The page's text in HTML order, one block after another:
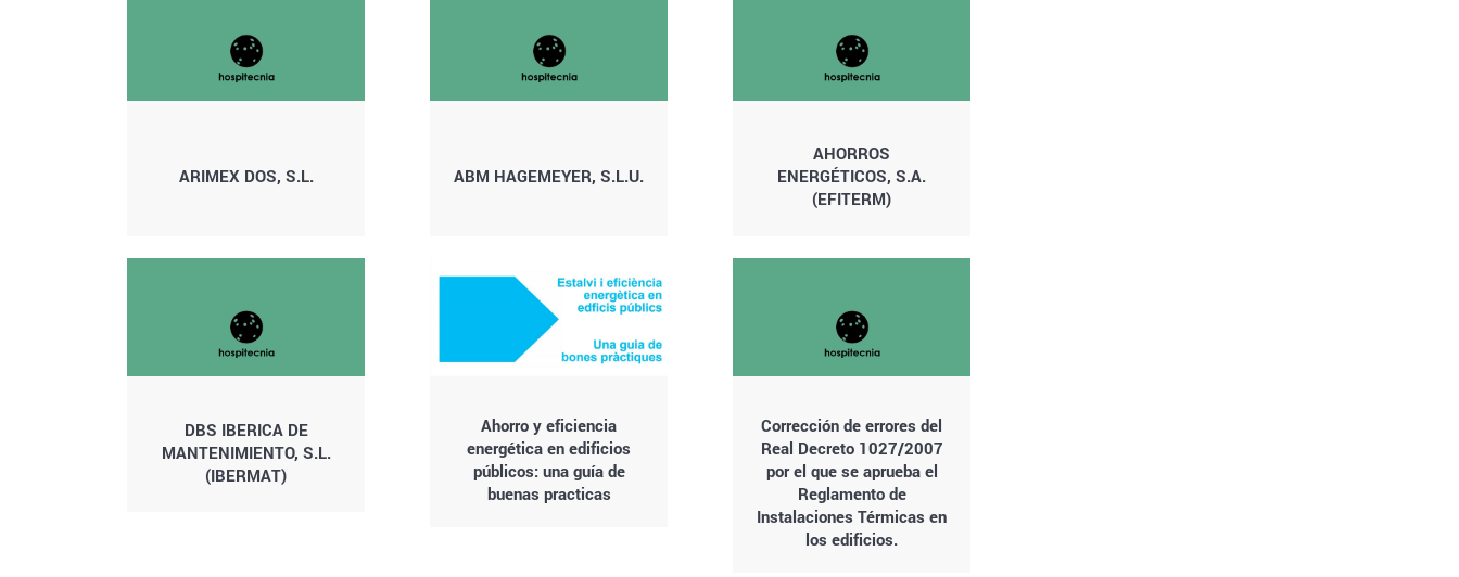
ARIMEX DOS, S.L. ABM HAGEMEYER, S.L.U.
AHORROS
ENERGÉTICOS, S.A.
(EFITERM)
DBS IBERICA DE
MANTENIMIENTO, S.L.
(IBERMAT)
Ahorro y eficiencia
energética en edificios
públicos: una guía de
buenas practicas
Corrección de errores del
Real Decreto 1027/2007
por el que se aprueba el
Reglamento de
Instalaciones Térmicas en
los edificios.